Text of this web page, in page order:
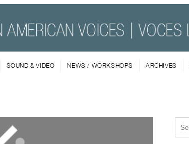
SOUND & VIDEO NEWS / WORKSHOPS ARCHIVES